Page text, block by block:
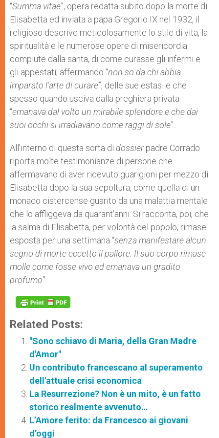
“Summa vitae”, opera redatta subito dopo la morte di
Elisabetta ed inviata a papa Gregorio IX nel 1932, il
religioso descrive meticolosamente lo stile di vita, la
spiritualità e le numerose opere di misericordia
compiute dalla santa, di come curasse gli infermi e
gli appestati, affermando “non so da chi abbia
imparato l’arte di curare”, delle sue estasi e che
spesso quando usciva dalla preghiera privata
“emanava dal volto un mirabile splendore e che dai
suoi occhi si irradiavano come raggi di sole”.
All’interno di questa sorta di dossierpadre Corrado
riporta molte testimonianze di persone che
affermavano di aver ricevuto guarigioni per mezzo di
Elisabetta dopo la sua sepoltura, come quella di un
monaco cistercense guarito da una malattia mentale
che lo affliggeva da quarant’anni. Si racconta, poi, che
la salma di Elisabetta, per volontà del popolo, rimase
esposta per una settimana “senza manifestare alcun
segno di morte eccetto il pallore. Il suo corpo rimase
molle come fosse vivo ed emanava un gradito
profumo”.
Related Posts:
"Sono schiavo di Maria, della Gran Madre
d'Amor"
Un contributo francescano al superamento
dell'attuale crisi economica
La Resurrezione? Non è un mito, è un fatto
storico realmente avvenuto…
L’Amore ferito: da Francesco ai giovani
d’oggi